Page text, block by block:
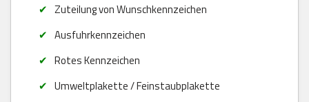
Zuteilung von Wunschkennzeichen
Ausfuhrkennzeichen
Rotes Kennzeichen
Umweltplakette / Feinstaubplakette